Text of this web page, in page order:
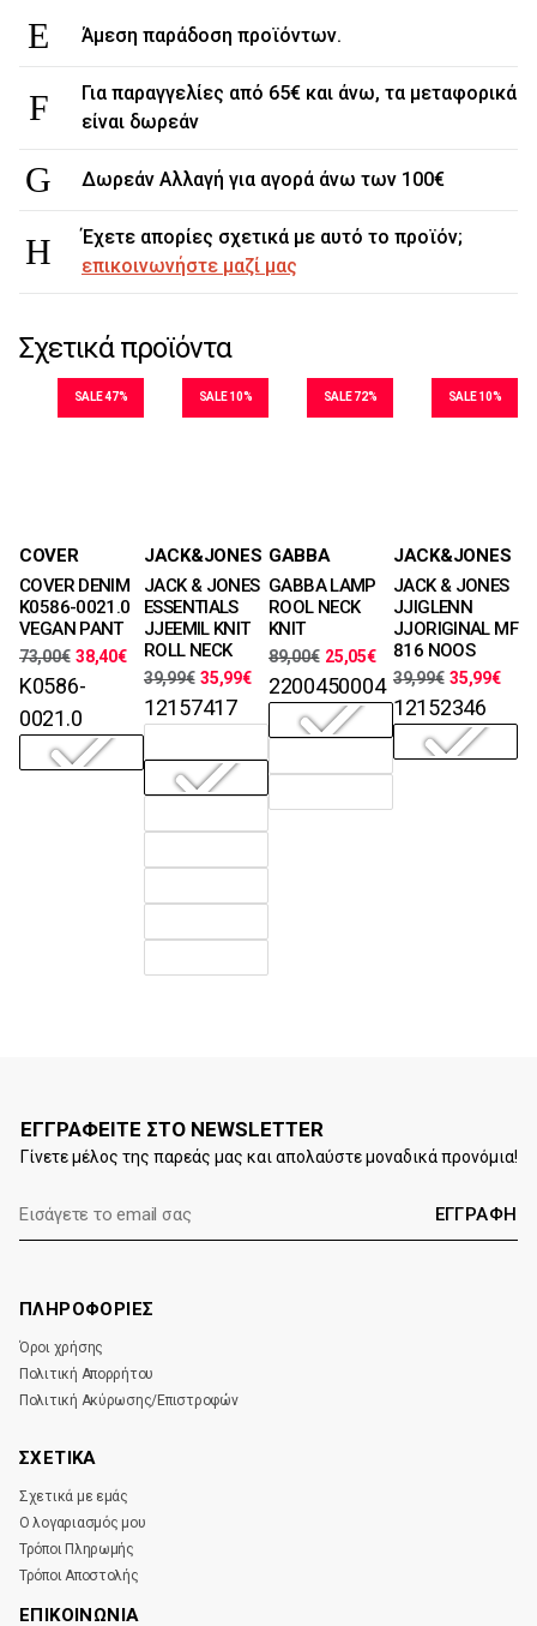
Άμεση παράδοση προϊόντων.
Για παραγγελίες από 65€ και άνω, τα μεταφορικά
είναι δωρεάν
Δωρεάν Αλλαγή για αγορά άνω των 100€
Έχετε απορίες σχετικά με αυτό το προϊόν;
επικοινωνήστε μαζί μας
Σχετικά προϊόντα
SALE 47%
Μεγέθη
32, 33, 34, 36,
38, 40, 42, 44,
46
Χρώματα
COVER
COVER DENIM
K0586-0021.0
VEGAN PANT
73,00€ 38,40€
K0586-
0021.0
SALE 10%
Μεγέθη
XXL
Χρώματα
JACK&JONES
JACK & JONES
ESSENTIALS
JJEEMIL KNIT
ROLL NECK
39,99€ 35,99€
12157417
SALE 72%
Μεγέθη
Χρώματα
GABBA
GABBA LAMP
ROOL NECK
KNIT
89,00€ 25,05€
2200450004
SALE 10%
Μεγέθη
33, 34, 36, 38
Χρώματα
JACK&JONES
JACK & JONES
JJIGLENN
JJORIGINAL MF
816 NOOS
39,99€ 35,99€
12152346
E-
mail:
ΕΓΓΡΑΦΕΙΤΕ ΣΤΟ NEWSLETTER
Γίνετε μέλος της παρεάς μας και απολαύστε μοναδικά προνόμια!
ΠΛΗΡΟΦΟΡΙΕΣ
Όροι χρήσης
Πολιτική Απορρήτου
Πολιτική Ακύρωσης/Επιστροφών
ΣΧΕΤΙΚΑ
Σχετικά με εμάς
Ο λογαριασμός μου
Τρόποι Πληρωμής
Τρόποι Αποστολής
ΕΠΙΚΟΙΝΩΝΊΑ